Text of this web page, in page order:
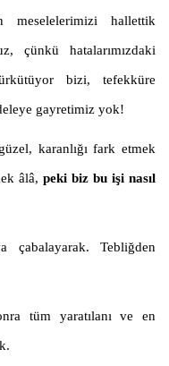
hallettik
çünkü hatalarımızdaki
bizi, tefekküre
gayretimiz yok!
karanlığı fark etmek
âlâ, peki biz bu işi nasıl
çabalayarak. Tebliğden
tüm yaratılanı ve en